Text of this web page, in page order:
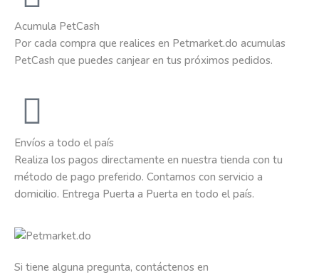
Acumula PetCash
Por cada compra que realices en Petmarket.do acumulas
PetCash que puedes canjear en tus próximos pedidos.
Envíos a todo el país
Realiza los pagos directamente en nuestra tienda con tu
método de pago preferido. Contamos con servicio a
domicilio. Entrega Puerta a Puerta en todo el país.
Si tiene alguna pregunta, contáctenos en